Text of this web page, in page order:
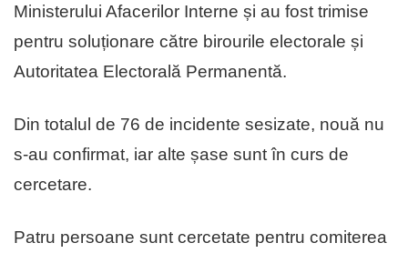
Ministerului Afacerilor Interne și au fost trimise
pentru soluționare către birourile electorale și
Autoritatea Electorală Permanentă.
Din totalul de 76 de incidente sesizate, nouă nu
s-au confirmat, iar alte șase sunt în curs de
cercetare.
Patru persoane sunt cercetate pentru comiterea